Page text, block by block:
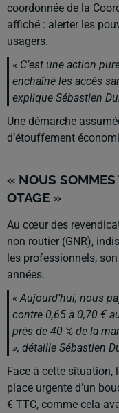
coordonnée de la
affiché : alerter les
usagers.
« C’est une action
enchaîné les accès
explique Sébastien
Une démarche
d’étouffement
« NOUS SOMMES
OTAGE »
Au cœur des
non routier (GNR),
les professionnels,
années.
« Aujourd’hui, nous
contre 0,65 à 0,70 €
près de 40 % de la
», détaille Sébastien
Face à cette situation,
place urgente d’un
€ TTC, comme cela